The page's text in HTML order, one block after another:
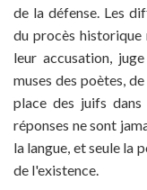
de la défense. Les
du procès historique
leur accusation,
muses des poètes,
place des juifs
réponses ne sont
la langue, et seule la
de l'existence.